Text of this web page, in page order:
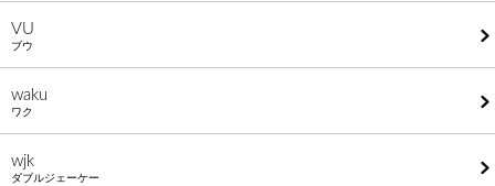
VU
ブウ
waku
ワク
wjk
ダブルジェーケー